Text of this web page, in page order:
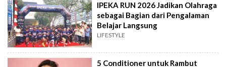
IPEKA RUN 2026 Jadikan Olahraga
sebagai Bagian dari Pengalaman
Belajar Langsung
LIFESTYLE
5 Conditioner untuk Rambut